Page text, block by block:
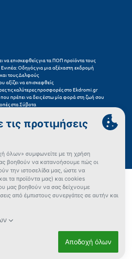
να επισκεφθείς για τα ΠΟΠ προϊόντα τους
Οδηγός για μια αξέχαστη εκδρομή
τους Δελφούς
να επισκεφθείς
τις καλύτερες προσφορές στο Ekdromi.gr
πρέπει να δεις έστω μία φορά στη ζωή σου
στα Σύβοτα
Ελλάδα
καλοκαιρινές διακοπές
που αξίζουν μια θέση στο feed σου
Προστασίας Προσωπικών Δεδομένων
Πώς μπορώ να αγοράσω;